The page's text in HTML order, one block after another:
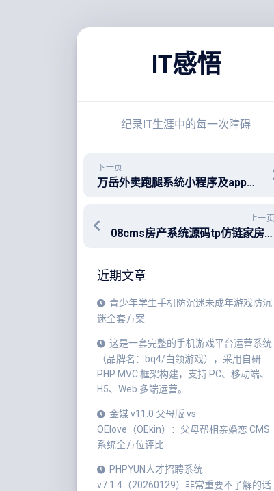
IT感悟
纪录IT生涯中的每一次障碍
下一页
万岳外卖跑腿系统小程序及app源码搭建部署流程及注意事项！
上一页
08cms房产系统源码tp仿链家房产系统+房产小程序源码安装教程
近期文章
青少年学生手机防沉迷未成年游戏防沉
迷全套方案
这是一套完整的手机游戏平台运营系统
（品牌名：bq4/白领游戏），采用自研
PHP MVC 框架构建，支持 PC、移动端、
H5、Web 多端运营。
金媒 v11.0 父母版 vs
OElove（OEkin）：父母帮相亲婚恋 CMS
系统全方位评比
PHPYUN人才招聘系统
v7.1.4（20260129）非常重要不了解的话